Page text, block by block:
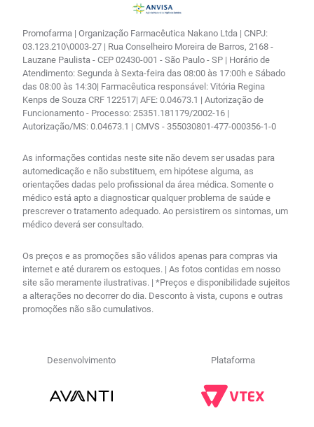
Promofarma | Organização Farmacêutica Nakano Ltda | CNPJ:
03.123.210\0003-27 | Rua Conselheiro Moreira de Barros, 2168 -
Lauzane Paulista - CEP 02430-001 - São Paulo - SP | Horário de
Atendimento: Segunda à Sexta-feira das 08:00 às 17:00h e Sábado
das 08:00 às 14:30| Farmacêutica responsável: Vitória Regina
Kenps de Souza CRF 122517| AFE: 0.04673.1 | Autorização de
Funcionamento - Processo: 25351.181179/2002-16 |
Autorização/MS: 0.04673.1 | CMVS - 355030801-477-000356-1-0
As informações contidas neste site não devem ser usadas para
automedicação e não substituem, em hipótese alguma, as
orientações dadas pelo profissional da área médica. Somente o
médico está apto a diagnosticar qualquer problema de saúde e
prescrever o tratamento adequado. Ao persistirem os sintomas, um
médico deverá ser consultado.
Os preços e as promoções são válidos apenas para compras via
internet e até durarem os estoques. | As fotos contidas em nosso
site são meramente ilustrativas. | *Preços e disponibilidade sujeitos
a alterações no decorrer do dia. Desconto à vista, cupons e outras
promoções não são cumulativos.
Desenvolvimento Plataforma